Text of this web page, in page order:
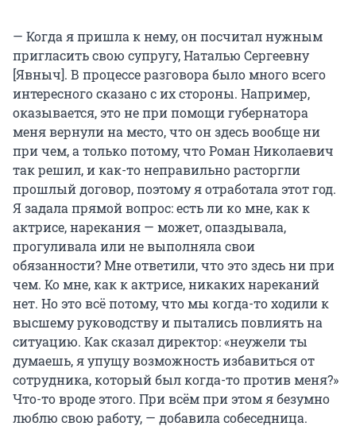
— Когда я пришла к нему, он посчитал нужным
пригласить свою супругу, Наталью Сергеевну
[Явныч]. В процессе разговора было много всего
интересного сказано с их стороны. Например,
оказывается, это не при помощи губернатора
меня вернули на место, что он здесь вообще ни
при чем, а только потому, что Роман Николаевич
так решил, и как-то неправильно расторгли
прошлый договор, поэтому я отработала этот год.
Я задала прямой вопрос: есть ли ко мне, как к
актрисе, нарекания — может, опаздывала,
прогуливала или не выполняла свои
обязанности? Мне ответили, что это здесь ни при
чем. Ко мне, как к актрисе, никаких нареканий
нет. Но это всё потому, что мы когда-то ходили к
высшему руководству и пытались повлиять на
ситуацию. Как сказал директор: «неужели ты
думаешь, я упущу возможность избавиться от
сотрудника, который был когда-то против меня?»
Что-то вроде этого. При всём при этом я безумно
люблю свою работу, — добавила собеседница.